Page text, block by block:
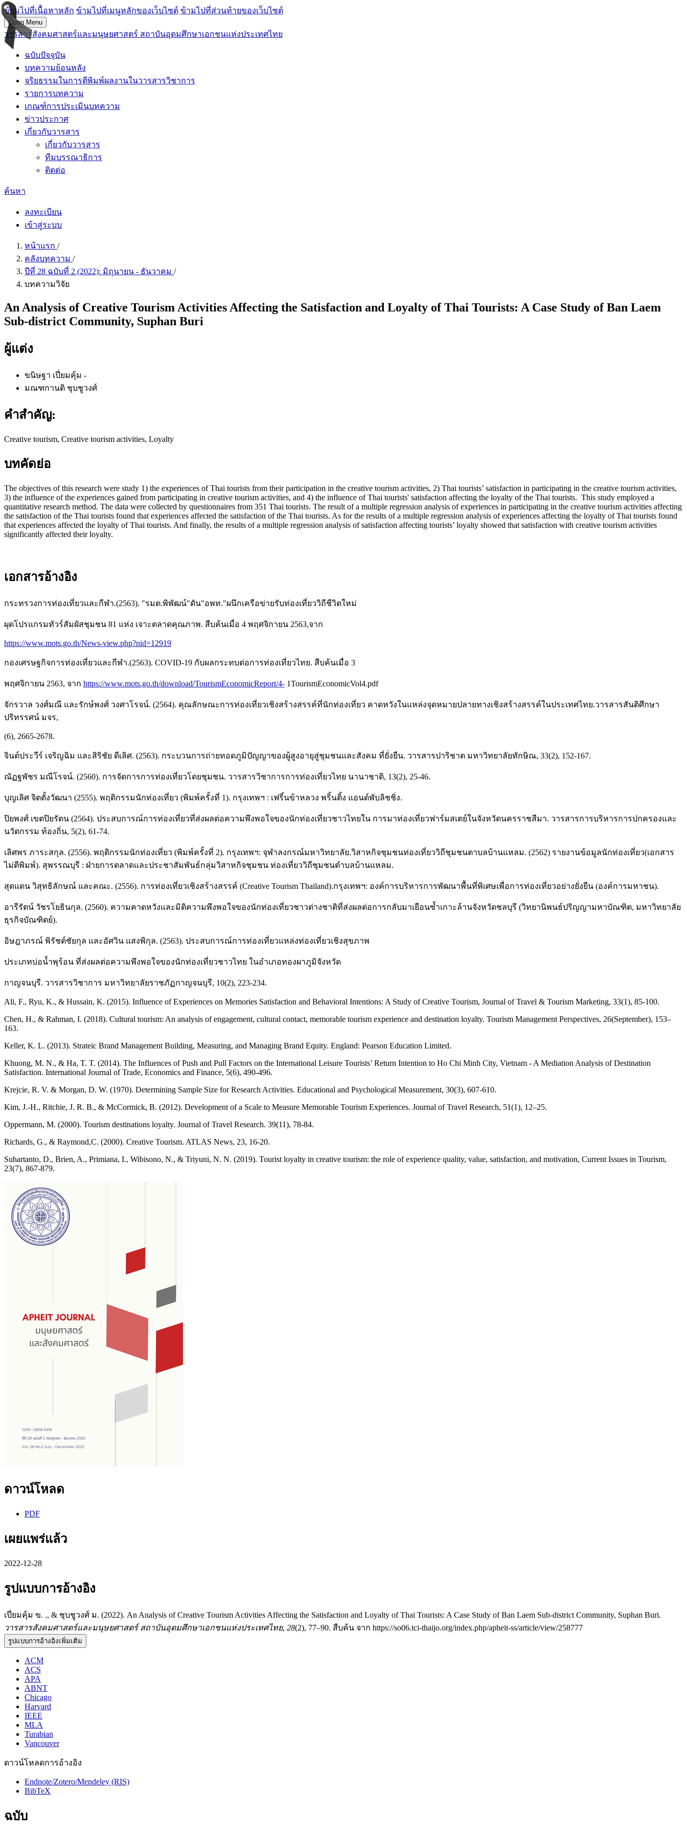
ข้ามไปที่เนื้อหาหลัก ข้ามไปที่เมนูหลักของเว็บไซต์ ข้ามไปที่ส่วนท้ายของเว็บไซต์
Open Menu
วารสารสังคมศาสตร์และมนุษยศาสตร์ สถาบันอุดมศึกษาเอกชนแห่งประเทศไทย
ฉบับปัจจุบัน
บทความย้อนหลัง
จริยธรรมในการตีพิมพ์ผลงานในวารสารวิชาการ
รายการบทความ
เกณฑ์การประเมินบทความ
ข่าวประกาศ
เกี่ยวกับวารสาร
เกี่ยวกับวารสาร
ทีมบรรณาธิการ
ติดต่อ
ค้นหา
ลงทะเบียน
เข้าสู่ระบบ
หน้าแรก /
คลังบทความ /
ปีที่ 28 ฉบับที่ 2 (2022): มิถุนายน - ธันวาคม /
บทความวิจัย
An Analysis of Creative Tourism Activities Affecting the Satisfaction and Loyalty of Thai Tourists: A Case Study of Ban Laem
Sub-district Community, Suphan Buri
ผู้แต่ง
ขนิษฐา เปี่ยมคุ้ม -
มณฑกานติ ชุบชูวงศ์
คำสำคัญ:
Creative tourism, Creative tourism activities, Loyalty
บทคัดย่อ
The objectives of this research were study 1) the experiences of Thai tourists from their participation in the creative tourism activities, 2) Thai tourists’ satisfaction in participating in the creative tourism activities,
3) the influence of the experiences gained from participating in creative tourism activities, and 4) the influence of Thai tourists' satisfaction affecting the loyalty of the Thai tourists. This study employed a
quantitative research method. The data were collected by questionnaires from 351 Thai tourists. The result of a multiple regression analysis of experiences in participating in the creative tourism activities affecting
the satisfaction of the Thai tourists found that experiences affected the satisfaction of the Thai tourists. As for the results of a multiple regression analysis of experiences affecting the loyalty of Thai tourists found
that experiences affected the loyalty of Thai tourists. And finally, the results of a multiple regression analysis of satisfaction affecting tourists’ loyalty showed that satisfaction with creative tourism activities
significantly affected their loyalty.
เอกสารอ้างอิง
กระทรวงการท่องเที่ยวและกีฬา.(2563). "รมต.พิพัฒน์"ดัน"อพท."ผนึกเครือข่ายรับท่องเที่ยววิถีชีวิตใหม่
ผุดโปรแกรมทัวร์สัมผัสชุมชน 81 แห่ง เจาะตลาดคุณภาพ. สืบค้นเมื่อ 4 พฤศจิกายน 2563,จาก
https://www.mots.go.th/News-view.php?nid=12919
กองเศรษฐกิจการท่องเที่ยวและกีฬา.(2563). COVID-19 กับผลกระทบต่อการท่องเที่ยวไทย. สืบค้นเมื่อ 3
พฤศจิกายน 2563, จาก https://www.mots.go.th/download/TourismEconomicReport/4- 1TourismEconomicVol4.pdf
จักรวาล วงศ์มณี และรักษ์พงศ์ วงศาโรจน์. (2564). คุณลักษณะการท่องเที่ยวเชิงสร้างสรรค์ที่นักท่องเที่ยว คาดหวังในแหล่งจุดหมายปลายทางเชิงสร้างสรรค์ในประเทศไทย.วารสารสันติศึกษา
ปริทรรศน์ มจร,
(6), 2665-2678.
จินต์ประวีร์ เจริญฉิม และสิริชัย ดีเลิศ. (2563). กระบวนการถ่ายทอดภูมิปัญญาของผู้สูงอายุสู่ชุมชนและสังคม ที่ยั่งยืน. วารสารปาริชาต มหาวิทยาลัยทักษิณ, 33(2), 152-167.
ณัฏฐพัชร มณีโรจน์. (2560). การจัดการการท่องเที่ยวโดยชุมชน. วารสารวิชาการการท่องเที่ยวไทย นานาชาติ, 13(2), 25-46.
บุญเลิศ จิตตั้งวัฒนา (2555). พฤติกรรมนักท่องเที่ยว (พิมพ์ครั้งที่ 1). กรุงเทพฯ : เฟริ์นข้าหลวง พริ้นติ้ง แอนด์พับลิชชิ่ง.
ปิยพงศ์ เขตปิยรัตน (2564). ประสบการณ์การท่องเที่ยวที่ส่งผลต่อความพึงพอใจของนักท่องเที่ยวชาวไทยใน การมาท่องเที่ยวฟาร์มสเตย์ในจังหวัดนครราชสีมา. วารสารการบริหารการปกครองและ
นวัตกรรม ท้องถิ่น, 5(2), 61-74.
เลิศพร ภาระสกุล. (2556). พฤติกรรมนักท่องเที่ยว (พิมพ์ครั้งที่ 2). กรุงเทพฯ: จุฬาลงกรณ์มหาวิทยาลัย.วิสาหกิจชุมชนท่องเที่ยววิถีชุมชนตาบลบ้านแหลม. (2562) รายงานข้อมูลนักท่องเที่ยว(เอกสาร
ไม่ตีพิมพ์). สุพรรณบุรี : ฝ่ายการตลาดและประชาสัมพันธ์กลุ่มวิสาหกิจชุมชน ท่องเที่ยววิถีชุมชนตำบลบ้านแหลม.
สุดแดน วิสุทธิลักษณ์ และคณะ. (2556). การท่องเที่ยวเชิงสร้างสรรค์ (Creative Tourism Thailand).กรุงเทพฯ: องค์การบริหารการพัฒนาพื้นที่พิเศษเพื่อการท่องเที่ยวอย่างยั่งยืน (องค์การมหาชน).
อารีรัตน์ วัชรโยธินกุล. (2560). ความคาดหวังและมิติความพึงพอใจของนักท่องเที่ยวชาวต่างชาติที่ส่งผลต่อการกลับมาเยือนซ้ำเกาะล้านจังหวัดชลบุรี (วิทยานิพนธ์ปริญญามหาบัณฑิต, มหาวิทยาลัย
ธุรกิจบัณฑิตย์).
อิษฎาภรณ์ พิรัชต์ชัยกุล และอัศวิน แสงพิกุล. (2563). ประสบการณ์การท่องเที่ยวแหล่งท่องเที่ยวเชิงสุขภาพ
ประเภทบ่อน้ำพุร้อน ที่ส่งผลต่อความพึงพอใจของนักท่องเที่ยวชาวไทย ในอำเภอทองผาภูมิจังหวัด
กาญจนบุรี. วารสารวิชาการ มหาวิทยาลัยราชภัฏกาญจนบุรี, 10(2), 223-234.
Ali, F., Ryu, K., & Hussain, K. (2015). Influence of Experiences on Memories Satisfaction and Behavioral Intentions: A Study of Creative Tourism, Journal of Travel & Tourism Marketing, 33(1), 85-100.
Chen, H., & Rahman, I. (2018). Cultural tourism: An analysis of engagement, cultural contact, memorable tourism experience and destination loyalty. Tourism Management Perspectives, 26(September), 153–
163.
Keller, K. L. (2013). Strateic Brand Management Building, Measuring, and Managing Brand Equity. England: Pearson Education Limited.
Khuong, M. N., & Ha, T. T. (2014). The Influences of Push and Pull Factors on the International Leisure Tourists’ Return Intention to Ho Chi Minh City, Vietnam - A Mediation Analysis of Destination
Satisfaction. International Journal of Trade, Economics and Finance, 5(6), 490-496.
Krejcie, R. V. & Morgan, D. W. (1970). Determining Sample Size for Research Activities. Educational and Psychological Measurement, 30(3), 607-610.
Kim, J.-H., Ritchie, J. R. B., & McCormick, B. (2012). Development of a Scale to Measure Memorable Tourism Experiences. Journal of Travel Research, 51(1), 12–25.
Oppermann, M. (2000). Tourism destinations loyalty. Journal of Travel Research. 39(11), 78-84.
Richards, G., & Raymond,C. (2000). Creative Tourism. ATLAS News, 23, 16-20.
Suhartanto, D., Brien, A., Primiana, I., Wibisono, N., & Triyuni, N. N. (2019). Tourist loyalty in creative tourism: the role of experience quality, value, satisfaction, and motivation, Current Issues in Tourism,
23(7), 867-879.
ดาวน์โหลด
PDF
เผยแพร่แล้ว
2022-12-28
รูปแบบการอ้างอิง
เปี่ยมคุ้ม ข. ., & ชุบชูวงศ์ ม. (2022). An Analysis of Creative Tourism Activities Affecting the Satisfaction and Loyalty of Thai Tourists: A Case Study of Ban Laem Sub-district Community, Suphan Buri.
วารสารสังคมศาสตร์และมนุษยศาสตร์ สถาบันอุดมศึกษาเอกชนแห่งประเทศไทย, 28(2), 77–90. สืบค้น จาก https://so06.tci-thaijo.org/index.php/apheit-ss/article/view/258777
รูปแบบการอ้างอิงเพิ่มเติม
ACM
ACS
APA
ABNT
Chicago
Harvard
IEEE
MLA
Turabian
Vancouver
ดาวน์โหลดการอ้างอิง
Endnote/Zotero/Mendeley (RIS)
BibTeX
ฉบับ